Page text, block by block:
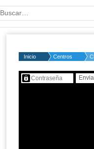
Palabra o frase:
Inicio Centros
Contenido protegido…